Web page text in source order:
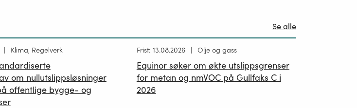
Se alle
Klima, Regelverk
om nullutslippsløsninger
offentlige bygge- og
Høring
02.07.2026
Frist: 13.08.2026 Olje og gass
Equinor søker om økte utslippsgrenser
for metan og nmVOC på Gullfaks C i
2026